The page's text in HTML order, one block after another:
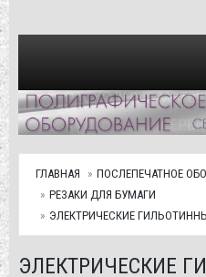
ГЛАВНАЯ
ПОСЛЕПЕЧАТНОЕ
РЕЗАКИ ДЛЯ БУМАГИ
ЭЛЕКТРИЧЕСКИЕ
ЭЛЕКТРИЧЕСКИЕ